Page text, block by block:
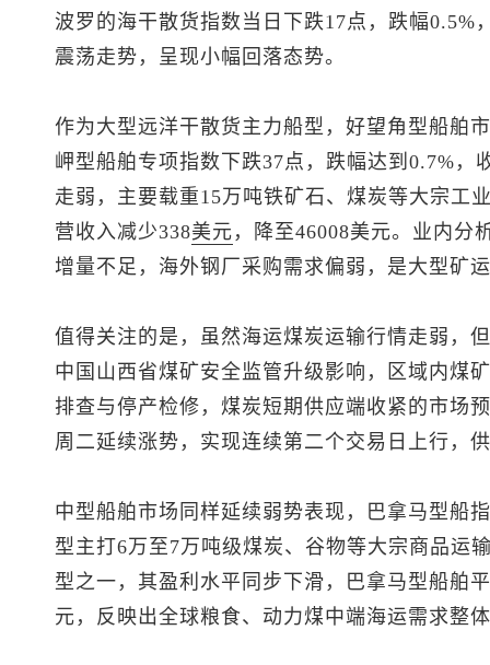
波罗的海干散货指数当日下跌17点，跌幅0.5%
震荡走势，呈现小幅回落态势。
作为大型远洋干散货主力船型，好望角型船舶
岬型船舶专项指数下跌37点，跌幅达到0.7%，
走弱，主要载重15万吨铁矿石、煤炭等大宗工
营收入减少338美元 ，降至46008美元。业内分
增量不足，海外钢厂采购需求偏弱，是大型矿
值得关注的是，虽然海运煤炭运输行情走弱，
中国山西省煤矿安全监管升级影响，区域内煤
排查与停产检修，煤炭短期供应端收紧的市场
周二延续涨势，实现连续第二个交易日上行，
中型船舶市场同样延续弱势表现，巴拿马型船
型主打6万至7万吨级煤炭、谷物等大宗商品运
型之一，其盈利水平同步下滑，巴拿马型船舶
元，反映出全球粮食、动力煤中端海运需求整